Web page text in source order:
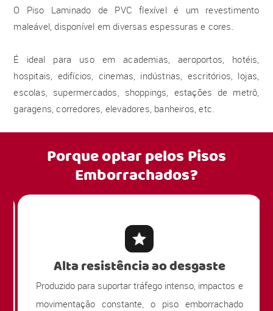
O Piso Laminado de PVC flexível é um revestimento
maleável, disponível em diversas espessuras e cores.
É ideal para uso em academias, aeroportos, hotéis,
hospitais, edifícios, cinemas, indústrias, escritórios, lojas,
escolas, supermercados, shoppings, estações de metrô,
garagens, corredores, elevadores, banheiros, etc.
Porque optar pelosPisos
Emborrachados?
Alta resistência ao desgaste
Produzido para suportar tráfego intenso, impactos e
movimentação constante, o piso emborrachado